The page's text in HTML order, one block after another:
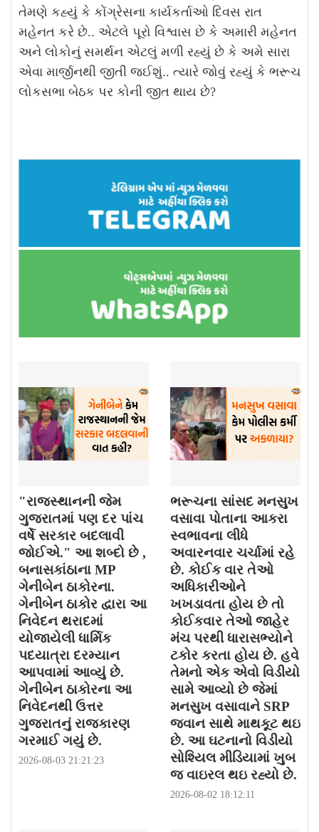
તેમણે કહ્યું કે કોંગ્રેસના કાર્યકર્તાઓ દિવસ રાત
મહેનત કરે છે.. એટલે પૂરો વિશ્વાસ છે કે અમારી મહેનત
અને લોકોનું સમર્થન એટલું મળી રહ્યું છે કે અમે સારા
એવા માર્જીનથી જીતી જઈશું.. ત્યારે જોવું રહ્યું કે ભરૂચ
લોકસભા બેઠક પર કોની જીત થાય છે?
"રાજસ્થાનની જેમ
ગુજરાતમાં પણ દર પાંચ
વર્ષે સરકાર બદલાવી
જોઈએ." આ શબ્દો છે ,
બનાસકાંઠાના MP
ગેનીબેન ઠાકોરના.
ગેનીબેન ઠાકોર દ્વારા આ
નિવેદન થરાદમાં
યોજાયેલી ધાર્મિક
પદયાત્રા દરમ્યાન
આપવામાં આવ્યું છે.
ગેનીબેન ઠાકોરના આ
નિવેદનથી ઉત્તર
ગુજરાતનું રાજકારણ
ગરમાઈ ગયું છે.
2026-08-03 21:21:23
ભરૂચના સાંસદ મનસુખ
વસાવા પોતાના આકરા
સ્વભાવના લીધે
અવારનવાર ચર્ચામાં રહે
છે. કોઈક વાર તેઓ
અધિકારીઓને
ખખડાવતા હોય છે તો
કોઈકવાર તેઓ જાહેર
મંચ પરથી ધારાસભ્યોને
ટકોર કરતા હોય છે. હવે
તેમનો એક એવો વિડીયો
સામે આવ્યો છે જેમાં
મનસુખ વસાવાને SRP
જવાન સાથે માથકૂટ થઇ
છે. આ ઘટનાનો વિડીયો
સોશ્યિલ મીડિયામાં ખુબ
જ વાઇરલ થઇ રહ્યો છે.
2026-08-02 18:12:11